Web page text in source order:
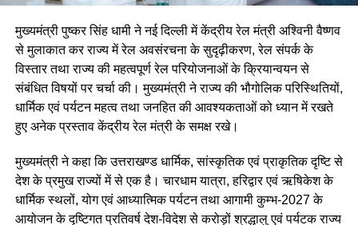
मुख्यमंत्री पुष्कर सिंह धामी ने नई दिल्ली में केंद्रीय रेल मंत्री अश्विनी वैष्णव
से मुलाकात कर राज्य में रेल अवसंरचना के सुदृढ़ीकरण, रेल संपर्क के
विस्तार तथा राज्य की महत्वपूर्ण रेल परियोजनाओं के क्रियान्वयन से
संबंधित विषयों पर चर्चा की। मुख्यमंत्री ने राज्य की भौगोलिक परिस्थितियों,
धार्मिक एवं पर्यटन महत्व तथा जनहित की आवश्यकताओं को ध्यान में रखते
हुए अनेक प्रस्ताव केंद्रीय रेल मंत्री के समक्ष रखे।
मुख्यमंत्री ने कहा कि उत्तराखण्ड धार्मिक, सांस्कृतिक एवं प्राकृतिक दृष्टि से
देश के प्रमुख राज्यों में से एक है। चारधाम यात्रा, हरिद्वार एवं ऋषिकेश के
धार्मिक स्थलों, योग एवं आध्यात्मिक पर्यटन तथा आगामी कुम्भ-2027 के
आयोजन के दृष्टिगत प्रतिवर्ष देश-विदेश से करोड़ों श्रद्धालु एवं पर्यटक राज्य